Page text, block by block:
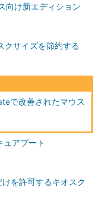
プログ
この更
には、
、最終的
リンクから個別の更新
のインスト
向け新エディション
サイズを節約する
で改善されたマウス
アブート
を許可するキオスク